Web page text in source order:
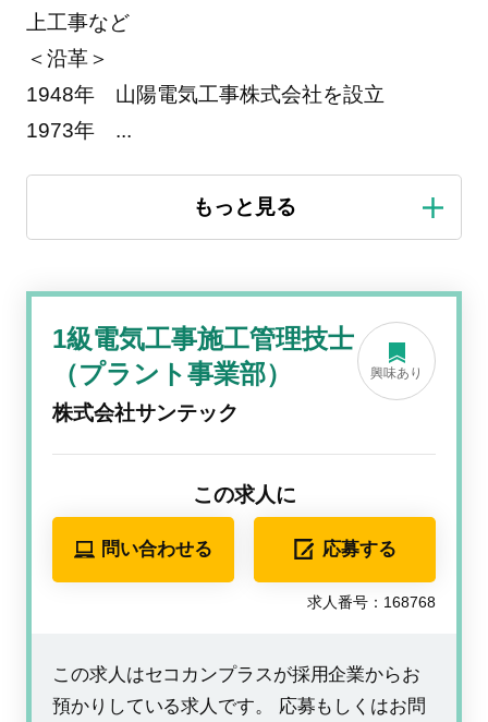
上工事など
＜沿革＞
1948年 山陽電気工事株式会社を設立
1973年 ...
1級電気工事施工管理技士
（プラント事業部）
株式会社サンテック
興味あり
この求人に
問い合わせる 応募する
求人番号：168768
この求人はセコカンプラスが採用企業からお
預かりしている求人です。 応募もしくはお問